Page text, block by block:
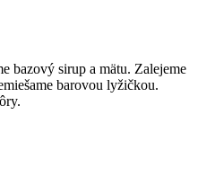
bazový sirup a mätu. Zalejeme
barovou lyžičkou.